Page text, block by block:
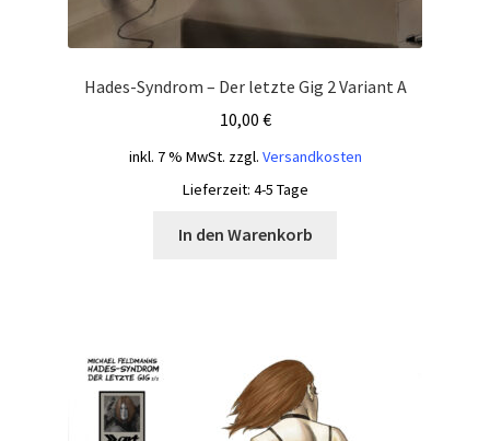
Hades-Syndrom – Der letzte Gig 2 Variant A
10,00 €
inkl. 7 % MwSt. zzgl. Versandkosten
Lieferzeit: 4-5 Tage
In den Warenkorb